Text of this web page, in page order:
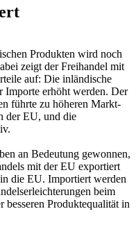
Produkten wird noch
zeigt der Freihandel mit
auf: Die inländische
Importe erhöht wer­den. Der
führ­te zu höhe­ren Markt­
der EU, und die
an Bedeu­tung gewonnen,
mit der EU exportiert
die EU. Importiert werden
beim
besseren Produktequalität in